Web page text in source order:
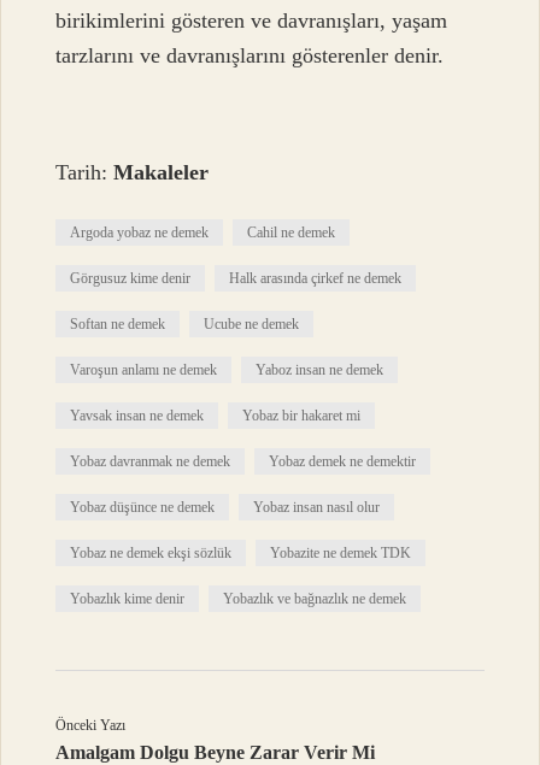
birikimlerini gösteren ve davranışları, yaşam
tarzlarını ve davranışlarını gösterenler denir.
Tarih:Makaleler
Argoda yobaz ne demek Cahil ne demek
Görgusuz kime denir Halk arasında çirkef ne demek
Softan ne demek Ucube ne demek
Varoşun anlamı ne demek Yaboz insan ne demek
Yavsak insan ne demek Yobaz bir hakaret mi
Yobaz davranmak ne demek Yobaz demek ne demektir
Yobaz düşünce ne demek Yobaz insan nasıl olur
Yobaz ne demek ekşi sözlük Yobazite ne demek TDK
Yobazlık kime denir Yobazlık ve bağnazlık ne demek
Önceki Yazı
Amalgam Dolgu Beyne Zarar Verir Mi